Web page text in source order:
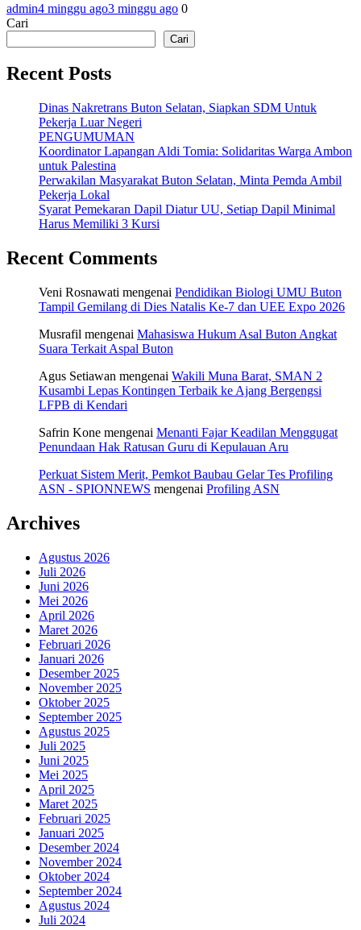
admin4 minggu ago3 minggu ago 0
Cari
Cari
Recent Posts
Dinas Nakretrans Buton Selatan, Siapkan SDM Untuk
Pekerja Luar Negeri
PENGUMUMAN
Koordinator Lapangan Aldi Tomia: Solidaritas Warga Ambon
untuk Palestina
Perwakilan Masyarakat Buton Selatan, Minta Pemda Ambil
Pekerja Lokal
Syarat Pemekaran Dapil Diatur UU, Setiap Dapil Minimal
Harus Memiliki 3 Kursi
Recent Comments
Veni Rosnawati mengenai Pendidikan Biologi UMU Buton
Tampil Gemilang di Dies Natalis Ke-7 dan UEE Expo 2026
Musrafil mengenai Mahasiswa Hukum Asal Buton Angkat
Suara Terkait Aspal Buton
Agus Setiawan mengenai Wakili Muna Barat, SMAN 2
Kusambi Lepas Kontingen Terbaik ke Ajang Bergengsi
LFPB di Kendari
Safrin Kone mengenai Menanti Fajar Keadilan Menggugat
Penundaan Hak Ratusan Guru di Kepulauan Aru
Perkuat Sistem Merit, Pemkot Baubau Gelar Tes Profiling
ASN - SPIONNEWS mengenai Profiling ASN
Archives
Agustus 2026
Juli 2026
Juni 2026
Mei 2026
April 2026
Maret 2026
Februari 2026
Januari 2026
Desember 2025
November 2025
Oktober 2025
September 2025
Agustus 2025
Juli 2025
Juni 2025
Mei 2025
April 2025
Maret 2025
Februari 2025
Januari 2025
Desember 2024
November 2024
Oktober 2024
September 2024
Agustus 2024
Juli 2024